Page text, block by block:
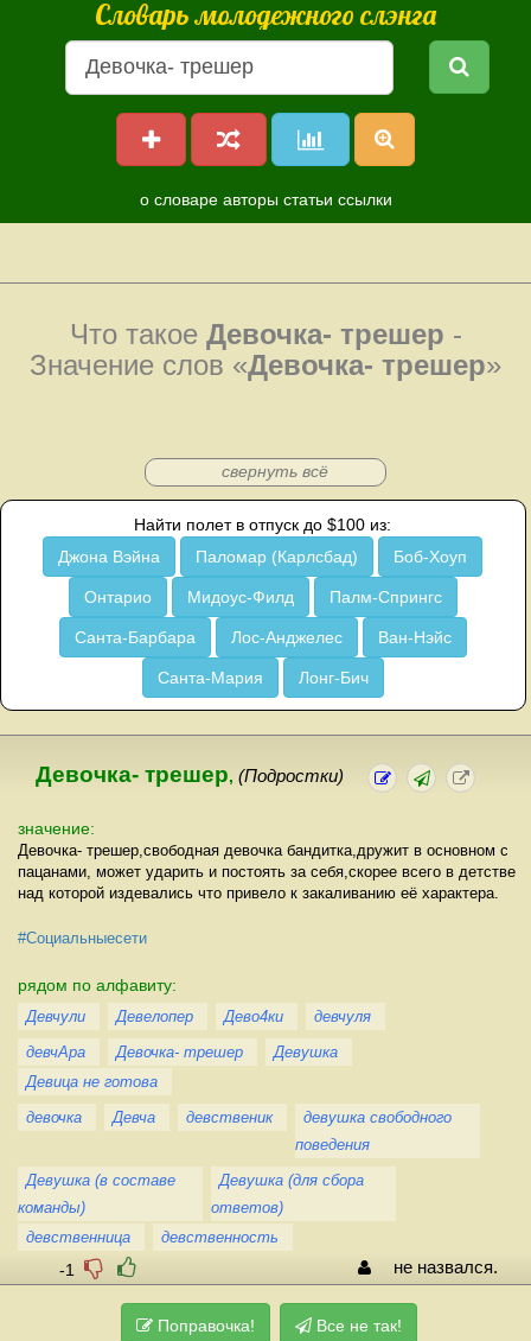
Словарь молодежного слэнга
о словаре авторы статьи ссылки
Что такое Девочка- трешер -
Значение слов «Девочка- трешер»
свернуть всё
Найти полет в отпуск до $100 из:
Джона Вэйна
Паломар (Карлсбад) Боб-Хоуп
Онтарио Мидоус-Филд Палм-Спрингс
Санта-Барбара Лос-Анджелес Ван-Нэйс
Санта-Мария Лонг-Бич
Девочка- трешер, (Подростки)
значение:
Девочка- трешер,свободная девочка бандитка,дружит в основном с
пацанами, может ударить и постоять за себя,скорее всего в детстве
над которой издевались что привело к закаливанию её характера.
#Социальныесети
рядом по алфавиту:
Девчули Девелопер Дево4ки
девчуля
девчАра
Девочка- трешер
Девушка
Девица не готова
девочка
Девча девственик
девушка свободного
поведения
Девушка (в составе
команды)
Девушка (для сбора
ответов)
девственница
девственность
-1 не назвался.
Поправочка! Все не так!